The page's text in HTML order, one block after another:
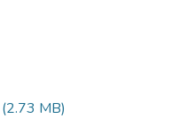
(2.73 MB)